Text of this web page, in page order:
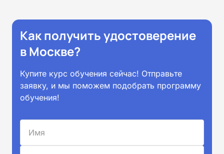
Как получить удостоверение
в Москве?
Купите курс обучения сейчас! Отправьте
заявку, и мы поможем подобрать программу
обучения!